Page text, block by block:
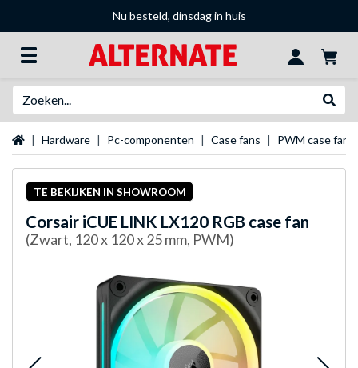
Nu besteld, dinsdag in huis
Startpagina
Hardware Pc-componenten Case fans PWM case fans
TE BEKIJKEN IN SHOWROOM
Corsair iCUE LINK LX120 RGB case fan
(Zwart, 120 x 120 x 25 mm, PWM)